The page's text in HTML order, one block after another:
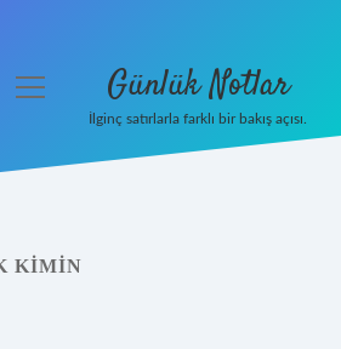
menüyü
Günlük Notlar
İlginç satırlarla farklı bir bakış açısı.
KIMIN